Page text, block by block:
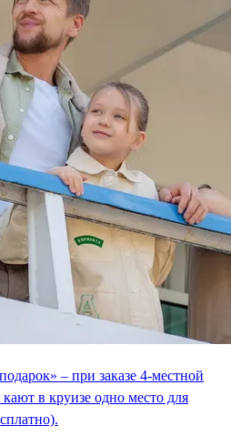
– при заказе 4-местной
в круизе одно место для